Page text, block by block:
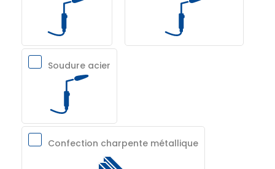
Soudure acier
Confection charpente métallique